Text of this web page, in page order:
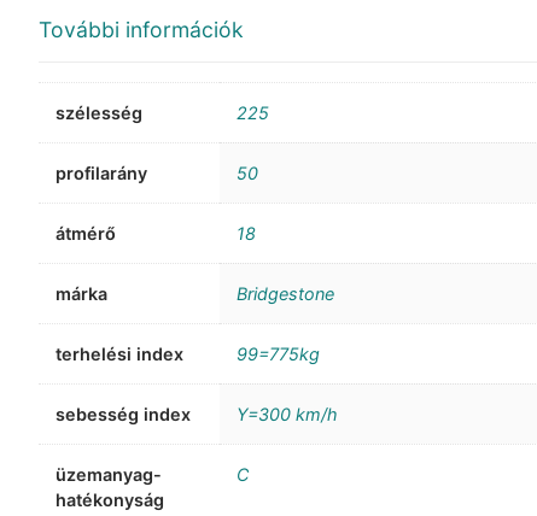
További információk
szélesség 225
profilarány 50
átmérő 18
márka Bridgestone
terhelési index 99=775kg
sebesség index Y=300 km/h
üzemanyag-
hatékonyság
C